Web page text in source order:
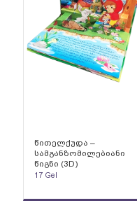
წითელქუდა –
სამგანზომილებიანი
წიგნი (3D)
17 Gel